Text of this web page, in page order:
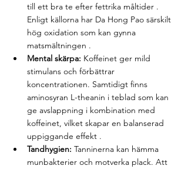
till ett bra te efter fettrika måltider .
Enligt källorna har Da Hong Pao särskilt
hög oxidation som kan gynna
matsmältningen .
Mental skärpa: Koffeinet ger mild
stimulans och förbättrar
koncentrationen. Samtidigt finns
aminosyran L-theanin i teblad som kan
ge avslappning i kombination med
koffeinet, vilket skapar en balanserad
uppiggande effekt .
Tandhygien: Tanninerna kan hämma
munbakterier och motverka plack. Att